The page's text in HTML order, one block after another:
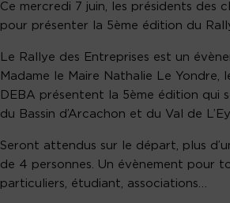
Ce mercredi 7 juin, les présidents des
pour présenter la 5ème édition du
Le Rallye des Entreprises est un
Madame le Maire Nathalie Le Yondre,
DEBA présentent la 5ème édition qui
du Bassin d’Arcachon et du Val de
Seront attendus sur le départ, plus
de 4 personnes. Un évènement pour
particuliers, étudiant, associations…